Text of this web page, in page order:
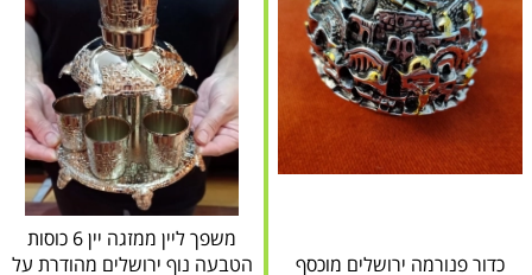
כדור פנורמה ירושלים מוכסף
משפך ליין ממזגה יין 6 כוסות
הטבעה נוף ירושלים מהודרת על